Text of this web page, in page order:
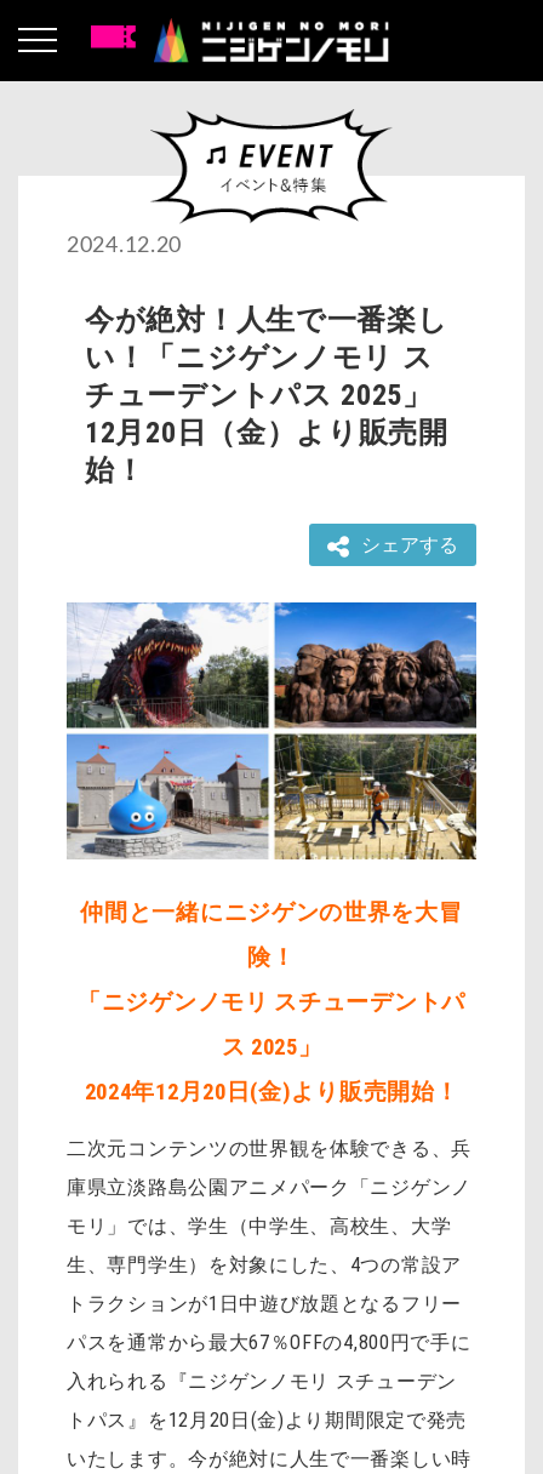
2024.12.20
今が絶対！人生で一番楽し
い！「ニジゲンノモリ ス
チューデントパス 2025」
12月20日（金）より販売開
始！
シェアする
仲間と一緒にニジゲンの世界を大冒
険！
「ニジゲンノモリ スチューデントパ
ス 2025」
2024年12月20日(金)より販売開始！
二次元コンテンツの世界観を体験できる、兵
庫県立淡路島公園アニメパーク「ニジゲンノ
モリ」では、学生（中学生、高校生、大学
生、専門学生）を対象にした、4つの常設ア
トラクションが1日中遊び放題となるフリー
パスを通常から最大67％OFFの4,800円で手に
入れられる『ニジゲンノモリ スチューデン
トパス』を12月20日(金)より期間限定で発売
いたします。今が絶対に人生で一番楽しい時